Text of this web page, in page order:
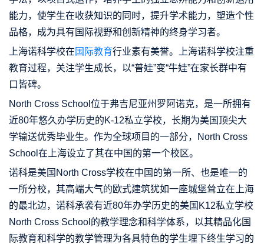
能力，使学生在收获知识的同时，提升学术能力，塑造个性
品格，成为具有国际视野和创新精神的终身学习者。
上海诺科学校在 国际教育行业素有美誉。上海诺科学校注重
教育过程，关注学生成长，以“普娃”变“牛娃”在家长群中有
口皆碑。
North Cross School位于弗吉尼亚州罗阿诺克，是一所拥有
近80年悠久办学历史的K-12私立学校，长期为美国顶尖大
学输送优秀毕业生。作为全球项目的一部分，North Cross
School在上海设立了其在中国的第一个校区。
诺科是美国North Cross学校在中国的第一所、也是唯一的
一所分校，其高端大气的欧式建筑犹如一座城堡耸立在上海
的最北边，诺科承袭有近80年办学历史的美国K12私立学校
North Cross School的教学理念和科学体系，以其精品化国
际教育和科学的教学管理为各具特色的学生埋下终生学习的